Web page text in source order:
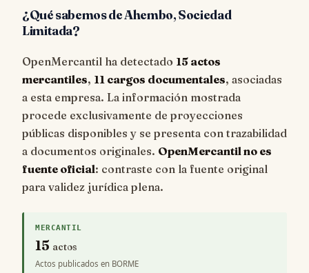
¿Qué sabemos de Ahembo, Sociedad
Limitada?
OpenMercantil ha detectado 15 actos
mercantiles, 11 cargos documentales, asociadas
a esta empresa. La información mostrada
procede exclusivamente de proyecciones
públicas disponibles y se presenta con trazabilidad
a documentos originales. OpenMercantil no es
fuente oficial: contraste con la fuente original
para validez jurídica plena.
MERCANTIL
15 actos
Actos publicados en BORME